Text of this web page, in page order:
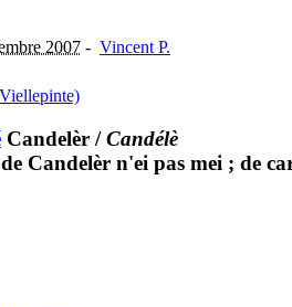
2007 - Vincent P.
Candelèr /Candélè
Candelèr n'ei pas mei ; de